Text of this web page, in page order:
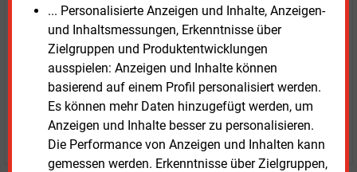
... Personalisierte Anzeigen und Inhalte, Anzeigen-
und Inhaltsmessungen, Erkenntnisse über
Zielgruppen und Produktentwicklungen
ausspielen: Anzeigen und Inhalte können
basierend auf einem Profil personalisiert werden.
Es können mehr Daten hinzugefügt werden, um
Anzeigen und Inhalte besser zu personalisieren.
Die Performance von Anzeigen und Inhalten kann
gemessen werden. Erkenntnisse über Zielgruppen,
Zwei Wochen kostenfreier Zugang
Zugang auf stündlich aktualisierte Nachrichten mit
Prognose- und Marktdaten
+ einmal täglich E&M daily
+ zwei Ausgaben der Zeitung E&M
ohne automatische Verlängerung
JETZT KOSTENLOS TESTEN